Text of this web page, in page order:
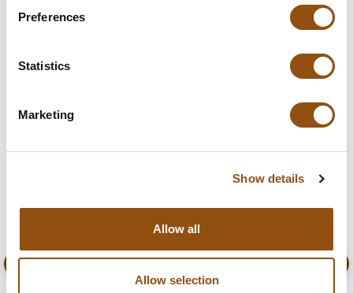
Preferences
Statistics
Marketing
Show details
Allow all
Allow selection
Ook interressant